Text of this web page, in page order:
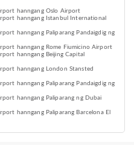
hanngang Oslo Airport
hanngang Istanbul International
hanngang Paliparang Pandaigdig ng
hanngang Rome Fiumicino Airport
hanngang Beijing Capital
hanngang London Stansted
hanngang Paliparang Pandaigdig ng
hanngang Paliparang ng Dubai
hanngang Paliparang Barcelona El